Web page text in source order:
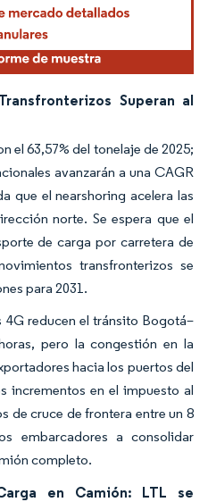
Superan al
el 63,57% del tonelaje de 2025;
avanzarán a una CAGR
que el nearshoring acelera las
norte. Se espera que el
de carga por carretera de
transfronterizos se
para 2031.
4G reducen el tránsito Bogotá–
pero la congestión en la
hacia los puertos del
incrementos en el impuesto al
de cruce de frontera entre un 8
embarcadores a consolidar
completo.
en Camión: LTL se